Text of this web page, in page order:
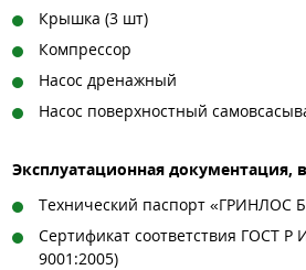
Крышка (3 шт)
Компрессор
Насос дренажный
Насос поверхностный
Эксплуатационная документация,
Технический паспорт «ГРИНЛОС
Сертификат соответствия ГОСТ Р
9001:2005)